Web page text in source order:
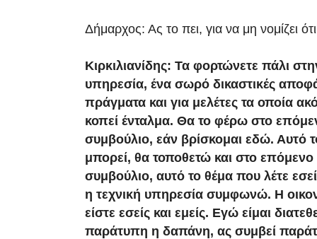
Δήμαρχος: Ας το πει, για να μη νομίζει
Κιρκιλιανίδης: Τα φορτώνετε πάλι
υπηρεσία, ένα σωρό δικαστικές
πράγματα και για μελέτες τα οποία
κοπεί ένταλμα. Θα το φέρω στο
συμβούλιο, εάν βρίσκομαι εδώ. Αυτό
μπορεί, θα τοποθετώ και στο επόμενο
συμβούλιο, αυτό το θέμα που λέτε
η τεχνική υπηρεσία συμφωνώ. Η
είστε εσείς και εμείς. Εγώ είμαι
παράτυπη η δαπάνη, ας συμβεί